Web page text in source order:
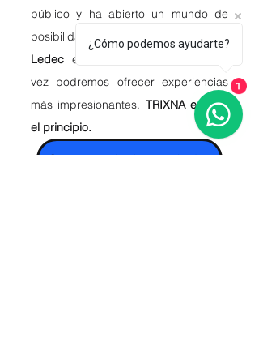
público y ha abierto un mundo de
posibilidades para los artistas. En
Ledec estamos seguros que cada
vez podremos ofrecer experiencias
más impresionantes. TRIXNA es sólo
el principio.
Crea tu propia obra con Ledec
¿Cómo podemos ayudarte?
1